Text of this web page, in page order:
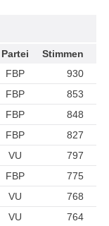
Partei
Stimmen
FBP
930
FBP
853
FBP
848
FBP
827
VU
797
FBP
775
VU
768
VU
764